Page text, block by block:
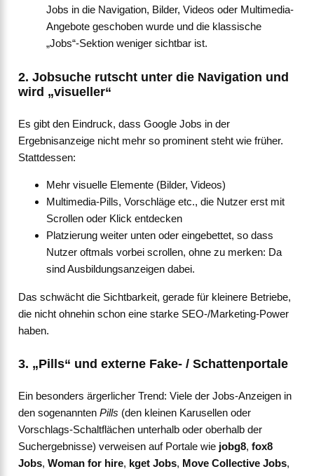
Jobs in die Navigation, Bilder, Videos oder Multimedia-
Angebote geschoben wurde und die klassische
„Jobs“-Sektion weniger sichtbar ist.
2. Jobsuche rutscht unter die Navigation und
wird „visueller“
Es gibt den Eindruck, dass Google Jobs in der
Ergebnisanzeige nicht mehr so prominent steht wie früher.
Stattdessen:
Mehr visuelle Elemente (Bilder, Videos)
Multimedia-Pills, Vorschläge etc., die Nutzer erst mit
Scrollen oder Klick entdecken
Platzierung weiter unten oder eingebettet, so dass
Nutzer oftmals vorbei scrollen, ohne zu merken: Da
sind Ausbildungsanzeigen dabei.
Das schwächt die Sichtbarkeit, gerade für kleinere Betriebe,
die nicht ohnehin schon eine starke SEO-/Marketing-Power
haben.
3. „Pills“ und externe Fake- / Schattenportale
Ein besonders ärgerlicher Trend: Viele der Jobs-Anzeigen in
den sogenannten Pills (den kleinen Karusellen oder
Vorschlags-Schaltflächen unterhalb oder oberhalb der
Suchergebnisse) verweisen auf Portale wie jobg8, fox8
Jobs, Woman for hire, kget Jobs, Move Collective Jobs,